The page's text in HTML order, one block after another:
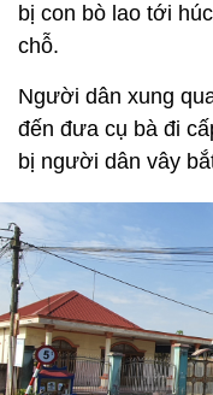
bị con bò lao tới
chỗ.
Người dân xung
đến đưa cụ bà đi
bị người dân vây